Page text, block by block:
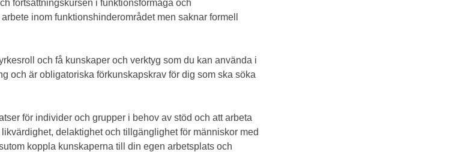
fortsättningskursen i funktionsförmåga och
inom funktionshinderområdet men saknar formell
och få kunskaper och verktyg som du kan använda i
och är obligatoriska förkunskapskrav för dig som ska söka
för individer och grupper i behov av stöd och att arbeta
delaktighet och tillgänglighet för människor med
koppla kunskaperna till din egen arbetsplats och